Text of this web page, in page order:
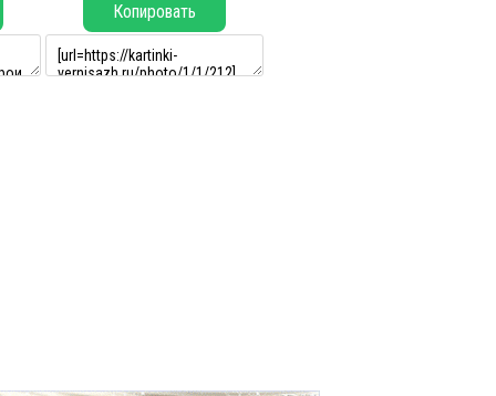
Копировать